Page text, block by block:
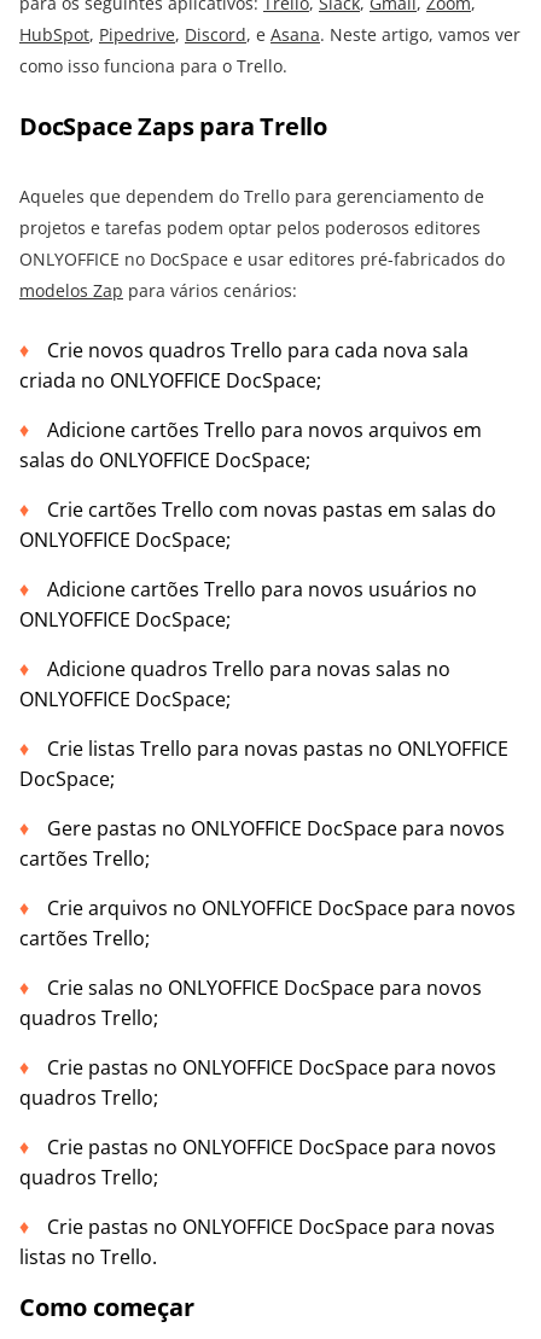
HubSpot, Pipedrive, Discord, e Asana. Neste artigo, vamos ver
como isso funciona para o Trello.
DocSpace Zaps para Trello
Aqueles que dependem do Trello para gerenciamento de
projetos e tarefas podem optar pelos poderosos editores
ONLYOFFICE no DocSpace e usar editores pré-fabricados do
modelos Zap para vários cenários:
Crie novos quadros Trello para cada nova sala
criada no ONLYOFFICE DocSpace;
Adicione cartões Trello para novos arquivos em
salas do ONLYOFFICE DocSpace;
Crie cartões Trello com novas pastas em salas do
ONLYOFFICE DocSpace;
Adicione cartões Trello para novos usuários no
ONLYOFFICE DocSpace;
Adicione quadros Trello para novas salas no
ONLYOFFICE DocSpace;
Crie listas Trello para novas pastas no ONLYOFFICE
DocSpace;
Gere pastas no ONLYOFFICE DocSpace para novos
cartões Trello;
Crie arquivos no ONLYOFFICE DocSpace para novos
cartões Trello;
Crie salas no ONLYOFFICE DocSpace para novos
quadros Trello;
Crie pastas no ONLYOFFICE DocSpace para novos
quadros Trello;
Crie pastas no ONLYOFFICE DocSpace para novos
quadros Trello;
Crie pastas no ONLYOFFICE DocSpace para novas
listas no Trello.
Como começar